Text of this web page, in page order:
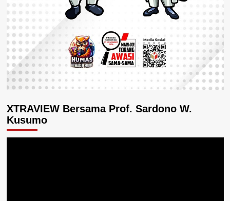
XTRAVIEW Bersama Prof. Sardono W.
Kusumo